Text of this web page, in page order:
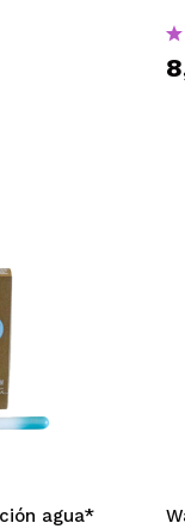
agua*